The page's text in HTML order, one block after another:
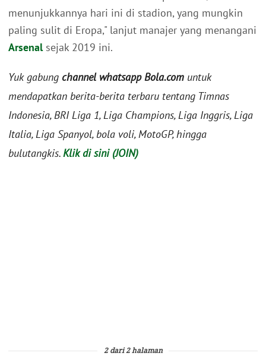
menunjukkannya hari ini di stadion, yang mungkin
paling sulit di Eropa," lanjut manajer yang menangani
Arsenalsejak 2019 ini.
Yuk gabung channel whatsapp Bola.com untuk
mendapatkan berita-berita terbaru tentang Timnas
Indonesia, BRI Liga 1, Liga Champions, Liga Inggris, Liga
Italia, Liga Spanyol, bola voli, MotoGP, hingga
bulutangkis.Klik di sini (JOIN)
2 dari 2 halaman